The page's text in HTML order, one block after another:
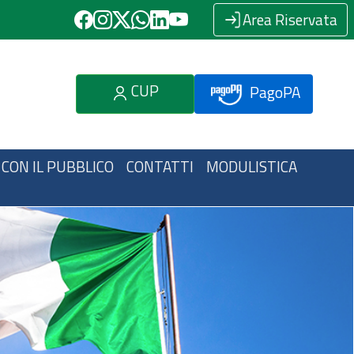
Area Riservata
CUP PagoPA
IL PUBBLICO CONTATTI MODULISTICA